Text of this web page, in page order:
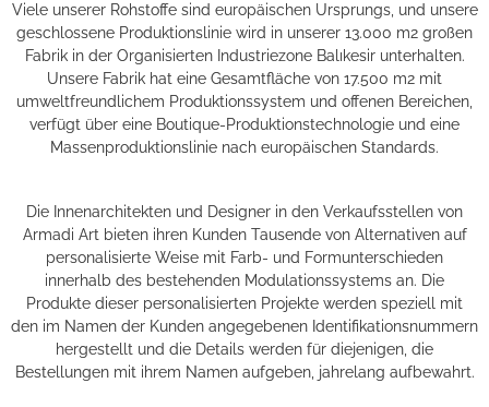
Viele unserer Rohstoffe sind europäischen Ursprungs, und unsere
geschlossene Produktionslinie wird in unserer 13.000 m2 großen
Fabrik in der Organisierten Industriezone Balıkesir unterhalten.
Unsere Fabrik hat eine Gesamtfläche von 17.500 m2 mit
umweltfreundlichem Produktionssystem und offenen Bereichen,
verfügt über eine Boutique-Produktionstechnologie und eine
Massenproduktionslinie nach europäischen Standards.
Die Innenarchitekten und Designer in den Verkaufsstellen von
Armadi Art bieten ihren Kunden Tausende von Alternativen auf
personalisierte Weise mit Farb- und Formunterschieden
innerhalb des bestehenden Modulationssystems an. Die
Produkte dieser personalisierten Projekte werden speziell mit
den im Namen der Kunden angegebenen Identifikationsnummern
hergestellt und die Details werden für diejenigen, die
Bestellungen mit ihrem Namen aufgeben, jahrelang aufbewahrt.